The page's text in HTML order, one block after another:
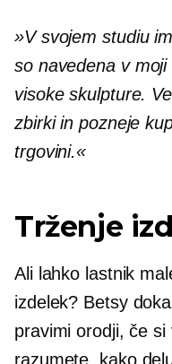
»V svojem studiu
so navedena v
visoke skulpture.
zbirki in pozneje
trgovini.«
Trženje
Ali lahko lastnik
izdelek? Betsy
pravimi orodji, če
razumete, kako